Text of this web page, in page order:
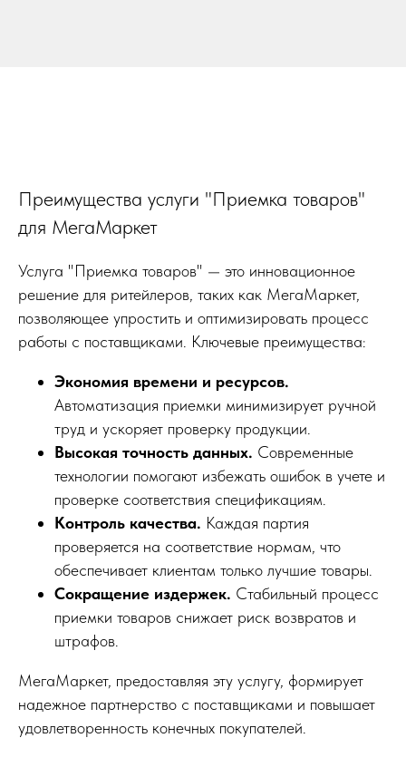
Преимущества услуги "Приемка товаров"
для МегаМаркет
Услуга "Приемка товаров" — это инновационное
решение для ритейлеров, таких как МегаМаркет,
позволяющее упростить и оптимизировать процесс
работы с поставщиками. Ключевые преимущества:
Экономия времени и ресурсов.
Автоматизация приемки минимизирует ручной
труд и ускоряет проверку продукции.
Высокая точность данных. Современные
технологии помогают избежать ошибок в учете и
проверке соответствия спецификациям.
Контроль качества. Каждая партия
проверяется на соответствие нормам, что
обеспечивает клиентам только лучшие товары.
Сокращение издержек. Стабильный процесс
приемки товаров снижает риск возвратов и
штрафов.
МегаМаркет, предоставляя эту услугу, формирует
надежное партнерство с поставщиками и повышает
удовлетворенность конечных покупателей.